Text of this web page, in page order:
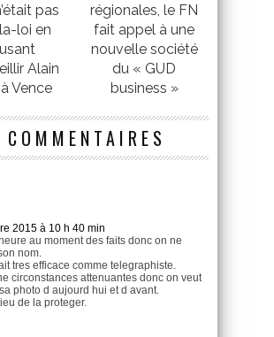
pas
loi en
Alain
Vence
régionales, le FN
fait appel à une
nouvelle société
du « GUD
business »
2015 à 10 h 40 min
au moment des faits donc on ne
nom.
tres efficace comme telegraphiste.
circonstances attenuantes donc on veut
photo d aujourd hui et d avant.
de la proteger.